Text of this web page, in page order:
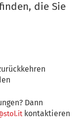
die Sie
Dann
kontaktieren